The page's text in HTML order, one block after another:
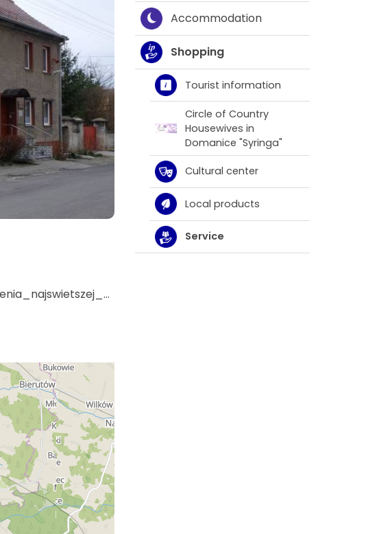
https://gminadomaniow.pl/katalog/2572/_rzymkat_parafia_pwnawiedzenia_najswietszej_maryi_panny_
Accommodation
Shopping
Tourist information
Circle of Country
Housewives in
Domanice "Syringa"
Cultural center
Local products
Service